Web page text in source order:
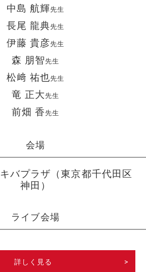
中島 航輝先生
長尾 龍典先生
伊藤 貴彦先生
森 朋智先生
松﨑 祐也先生
竜 正大先生
前畑 香先生
会場
バプラザ（東京都千代田区
神田）
ライブ会場
詳しく見る >